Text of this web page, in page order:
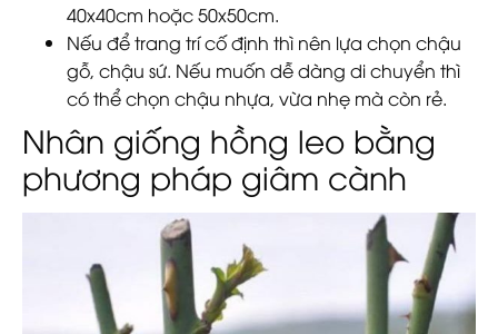
40x40cm hoặc 50x50cm.
Nếu để trang trí cố định thì nên lựa chọn chậu
gỗ, chậu sứ. Nếu muốn dễ dàng di chuyển thì
có thể chọn chậu nhựa, vừa nhẹ mà còn rẻ.
Nhân giống hồng leo bằng
phương pháp giâm cành